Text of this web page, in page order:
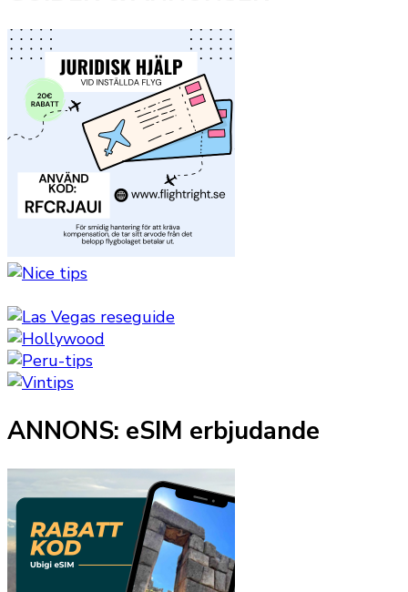
ANNONS: eSIM erbjudande